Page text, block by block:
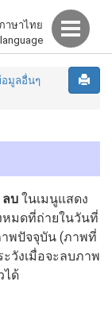
าษาไทย
มูลอื่นๆ
ลบ ในเมนูแสดง
หมดที่ถ่ายในวันที่
พปัจจุบัน (ภาพที่
วังเมื่อจะลบภาพ
ได้